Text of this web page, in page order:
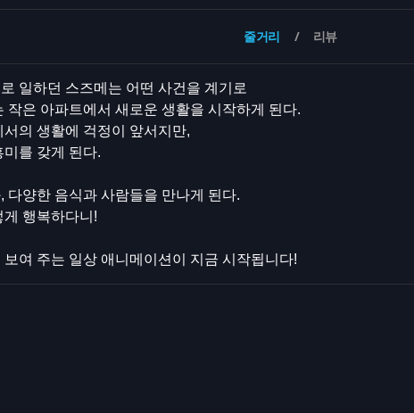
줄거리 리뷰
일하던 스즈메는 어떤 사건을 계기로
작은 아파트에서 새로운 생활을 시작하게 된다.
의 생활에 걱정이 앞서지만,
를 갖게 된다.
다양한 음식과 사람들을 만나게 된다.
행복하다니!
여 주는 일상 애니메이션이 지금 시작됩니다!